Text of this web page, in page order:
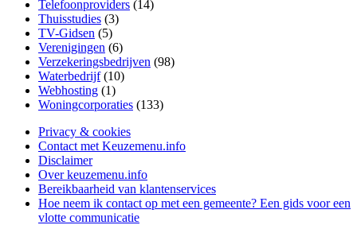
Telefoonproviders (14)
Thuisstudies (3)
TV-Gidsen (5)
Verenigingen (6)
Verzekeringsbedrijven (98)
Waterbedrijf(10)
Webhosting (1)
Woningcorporaties (133)
Privacy & cookies
Contact met Keuzemenu.info
Disclaimer
Over keuzemenu.info
Bereikbaarheid van klantenservices
Hoe neem ik contact op met een gemeente? Een gids voor een
vlotte communicatie